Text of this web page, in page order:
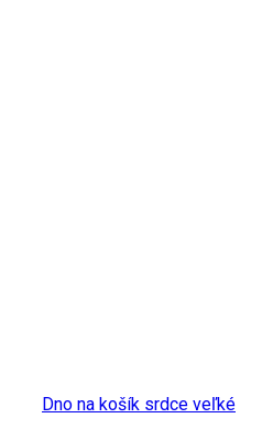
Dno na košík srdce veľké